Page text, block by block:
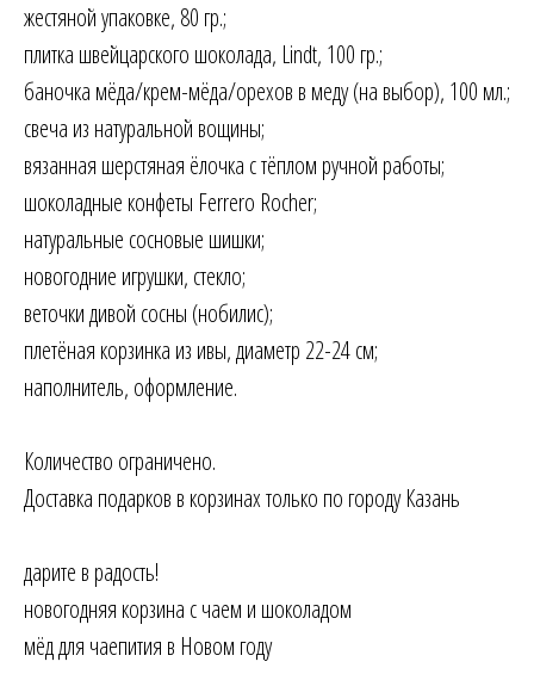
жестяной упаковке, 80 гр.;
плитка швейцарского шоколада, Lindt, 100 гр.;
баночка мёда/крем-мёда/орехов в меду (на выбор), 100 мл.;
свеча из натуральной вощины;
вязанная шерстяная ёлочка с тёплом ручной работы;
шоколадные конфеты Ferrero Rocher;
натуральные сосновые шишки;
новогодние игрушки, стекло;
веточки дивой сосны (нобилис);
плетёная корзинка из ивы, диаметр 22-24 см;
наполнитель, оформление.
Количество ограничено.
Доставка подарков в корзинах только по городу Казань
дарите в радость!
новогодняя корзина с чаем и шоколадом
мёд для чаепития в Новом году